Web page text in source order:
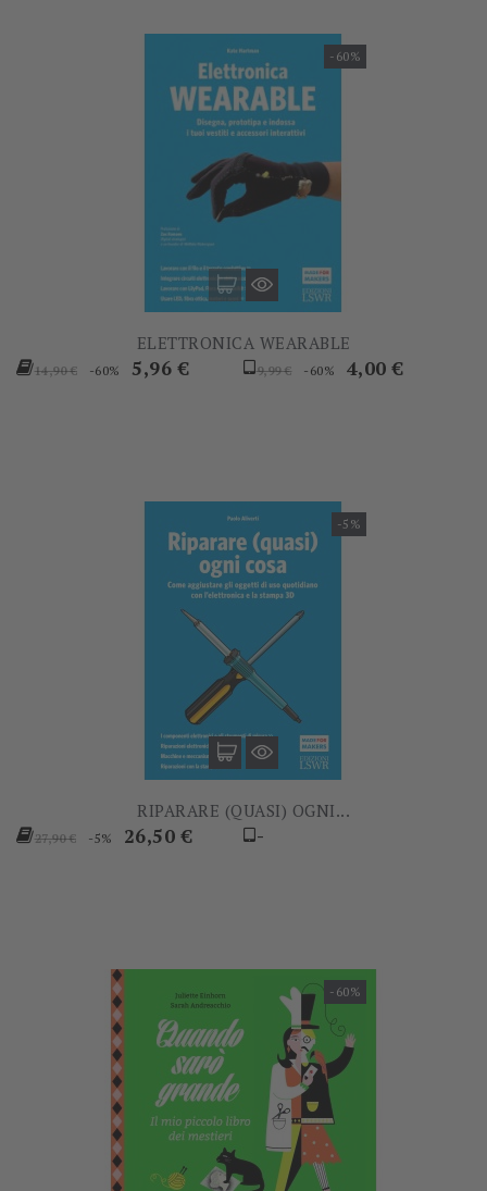
-60%
ELETTRONICA WEARABLE
Prezzo
14,90 € -60% Prezzo
5,96 €
Prezzo
9,99 € -60% Prezzo
4,00 €
-5%
RIPARARE (QUASI) OGNI...
Prezzo
27,90 € -5% Prezzo
26,50 € -
-60%